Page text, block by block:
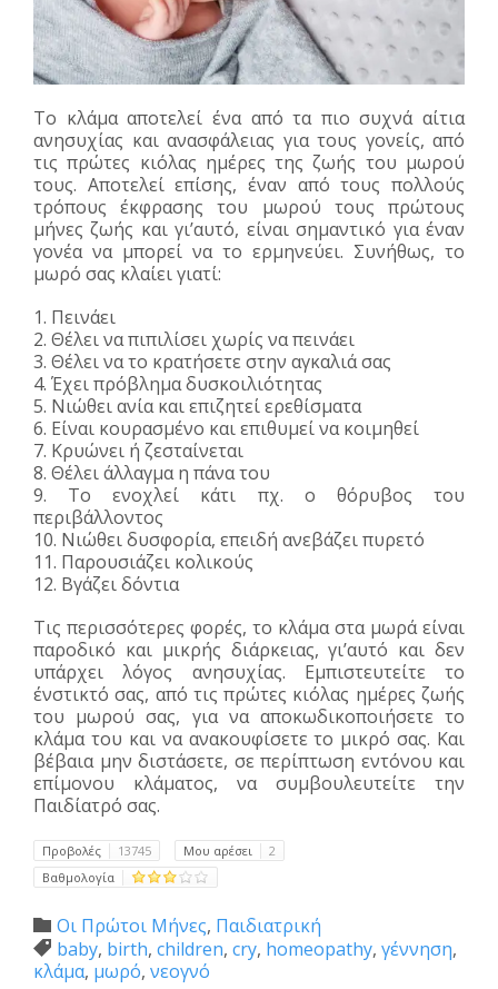
Το κλάμα αποτελεί ένα από τα πιο συχνά αίτια
ανησυχίας και ανασφάλειας για τους γονείς, από
τις πρώτες κιόλας ημέρες της ζωής του μωρού
τους. Αποτελεί επίσης, έναν από τους πολλούς
τρόπους έκφρασης του μωρού τους πρώτους
μήνες ζωής και γι’αυτό, είναι σημαντικό για έναν
γονέα να μπορεί να το ερμηνεύει. Συνήθως, το
μωρό σας κλαίει γιατί:
1. Πεινάει
2. Θέλει να πιπιλίσει χωρίς να πεινάει
3. Θέλει να το κρατήσετε στην αγκαλιά σας
4. Έχει πρόβλημα δυσκοιλιότητας
5. Νιώθει ανία και επιζητεί ερεθίσματα
6. Είναι κουρασμένο και επιθυμεί να κοιμηθεί
7. Κρυώνει ή ζεσταίνεται
8. Θέλει άλλαγμα η πάνα του
9. Το ενοχλεί κάτι πχ. ο θόρυβος του
περιβάλλοντος
10. Νιώθει δυσφορία, επειδή ανεβάζει πυρετό
11. Παρουσιάζει κολικούς
12. Βγάζει δόντια
Τις περισσότερες φορές, το κλάμα στα μωρά είναι
παροδικό και μικρής διάρκειας, γι’αυτό και δεν
υπάρχει λόγος ανησυχίας. Εμπιστευτείτε το
ένστικτό σας, από τις πρώτες κιόλας ημέρες ζωής
του μωρού σας, για να αποκωδικοποιήσετε το
κλάμα του και να ανακουφίσετε το μικρό σας. Και
βέβαια μην διστάσετε, σε περίπτωση εντόνου και
επίμονου κλάματος, να συμβουλευτείτε την
Παιδίατρό σας.
Προβολές 13745 Μου αρέσει
2
Βαθμολογία
 Category
Οι Πρώτοι Μήνες, Παιδιατρική
 Tags
baby, birth, children, cry, homeopathy, γέννηση,
κλάμα, μωρό, νεογνό